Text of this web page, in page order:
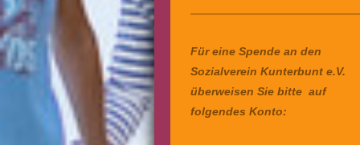
Für eine Spende an den
Sozialverein Kunterbunt e.V.
überweisen Sie bitte auf
folgendes Konto: